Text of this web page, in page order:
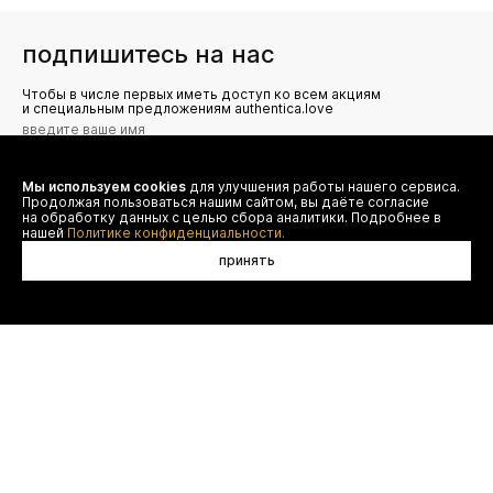
подпишитесь на нас
Чтобы в числе первых иметь доступ ко всем акциям
и специальным предложениям authentica.love
Я даю согласие на сбор, обработку и хранение моих
персональных данных (имя, email, телефон) для получения
рекламных и информационных рассылок от ООО 'БТ
Юнайтед', а также ознакомлен(а) с
Политикой конфиденциальности
Мы используем cookies для улучшения работы нашего сервиса.
Продолжая пользоваться нашим сайтом, вы даёте согласие
на обработку данных с целью сбора аналитики. Подробнее в
нашей Политике конфиденциальности.
принять